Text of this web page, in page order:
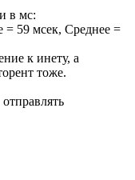
в мс:
59 мсек, Среднее =
к инету, а
тоже.